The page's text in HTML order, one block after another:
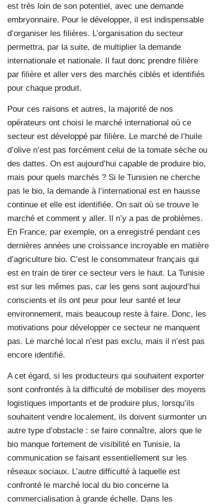
est très loin de son potentiel, avec une demande
embryonnaire. Pour le développer, il est indispensable
d’organiser les filières. L’organisation du secteur
permettra, par la suite, de multiplier la demande
internationale et nationale. Il faut donc prendre filière
par filière et aller vers des marchés ciblés et identifiés
pour chaque produit.
Pour ces raisons et autres, la majorité de nos
opérateurs ont choisi le marché international où ce
secteur est développé par filière. Le marché de l’huile
d’olive n’est pas forcément celui de la tomate sèche ou
des dattes. On est aujourd’hui capable de produire bio,
mais pour quels marchés ? Si le Tunisien ne cherche
pas le bio, la demande à l’international est en hausse
continue et elle est identifiée. On sait où se trouve le
marché et comment y aller. Il n’y a pas de problèmes.
En France, par exemple, on a enregistré pendant ces
dernières années une croissance incroyable en matière
d’agriculture bio. C’est le consommateur français qui
est en train de tirer ce secteur vers le haut. La Tunisie
est sur les mêmes pas, car les gens sont aujourd’hui
conscients et ils ont peur pour leur santé et leur
environnement, mais beaucoup reste à faire. Donc, les
motivations pour développer ce secteur ne manquent
pas. Le marché local n’est pas exclu, mais il n’est pas
encore identifié.
A cet égard, si les producteurs qui souhaitent exporter
sont confrontés à la difficulté de mobiliser des moyens
logistiques importants et de produire plus, lorsqu’ils
souhaitent vendre localement, ils doivent surmonter un
autre type d’obstacle : se faire connaître, alors que le
bio manque fortement de visibilité en Tunisie, la
communication se faisant essentiellement sur les
réseaux sociaux. L’autre difficulté à laquelle est
confronté le marché local du bio concerne la
commercialisation à grande échelle. Dans les